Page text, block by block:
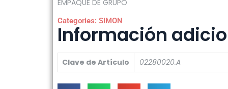
EMPAQUE DE GRUPO
Categories: SIMON
Información
Clave de Artículo 02280020.A